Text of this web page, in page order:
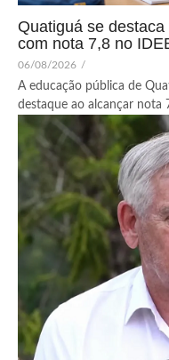
Quatiguá se
com nota 7,8 no
06/08/2026 /
A educação pública de
destaque ao alcançar nota